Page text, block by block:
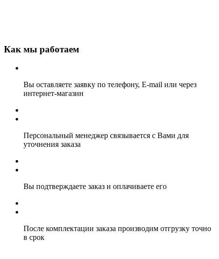
Как мы работаем
Вы оставляете заявку по телефону, E-mail или через
интернет-магазин
Персональный менеджер связывается с Вами для
уточнения заказа
Вы подтверждаете заказ и оплачиваете его
После комплектации заказа производим отгрузку точно
в срок